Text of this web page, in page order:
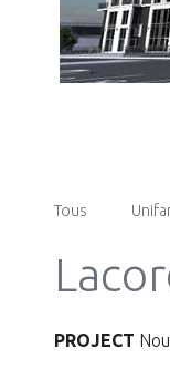
Tous
PROJECT